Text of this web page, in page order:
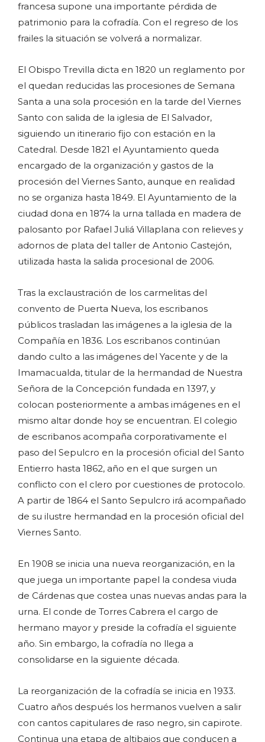
francesa supone una importante pérdida de
patrimonio para la cofradía. Con el regreso de los
frailes la situación se volverá a normalizar.
El Obispo Trevilla dicta en 1820 un reglamento por
el quedan reducidas las procesiones de Semana
Santa a una sola procesión en la tarde del Viernes
Santo con salida de la iglesia de El Salvador,
siguiendo un itinerario fijo con estación en la
Catedral. Desde 1821 el Ayuntamiento queda
encargado de la organización y gastos de la
procesión del Viernes Santo, aunque en realidad
no se organiza hasta 1849. El Ayuntamiento de la
ciudad dona en 1874 la urna tallada en madera de
palosanto por Rafael Juliá Villaplana con relieves y
adornos de plata del taller de Antonio Castejón,
utilizada hasta la salida procesional de 2006.
Tras la exclaustración de los carmelitas del
convento de Puerta Nueva, los escribanos
públicos trasladan las imágenes a la iglesia de la
Compañía en 1836. Los escribanos continúan
dando culto a las imágenes del Yacente y de la
Imamacualda, titular de la hermandad de Nuestra
Señora de la Concepción fundada en 1397, y
colocan posteriormente a ambas imágenes en el
mismo altar donde hoy se encuentran. El colegio
de escribanos acompaña corporativamente el
paso del Sepulcro en la procesión oficial del Santo
Entierro hasta 1862, año en el que surgen un
conflicto con el clero por cuestiones de protocolo.
A partir de 1864 el Santo Sepulcro irá acompañado
de su ilustre hermandad en la procesión oficial del
Viernes Santo.
En 1908 se inicia una nueva reorganización, en la
que juega un importante papel la condesa viuda
de Cárdenas que costea unas nuevas andas para la
urna. El conde de Torres Cabrera el cargo de
hermano mayor y preside la cofradía el siguiente
año. Sin embargo, la cofradía no llega a
consolidarse en la siguiente década.
La reorganización de la cofradía se inicia en 1933.
Cuatro años después los hermanos vuelven a salir
con cantos capitulares de raso negro, sin capirote.
Continua una etapa de altibajos que conducen a